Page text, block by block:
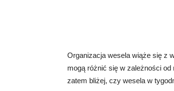
Organizacja wesela wiąże się z
mogą różnić się w zależności
zatem bliżej, czy wesela w